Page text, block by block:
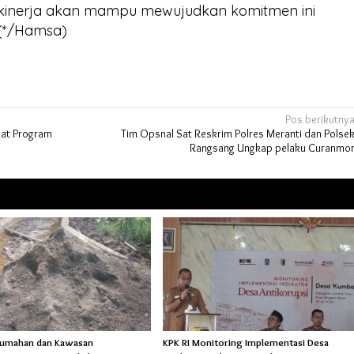
akan mampu mewujudkan komitmen ini
Hamsa)
Program
Pos berikutnya
Tim Opsnal Sat Reskrim Polres Meranti dan Polsek
Rangsang Ungkap pelaku Curanmor
dan Kawasan
KPK RI Monitoring Implementasi Desa